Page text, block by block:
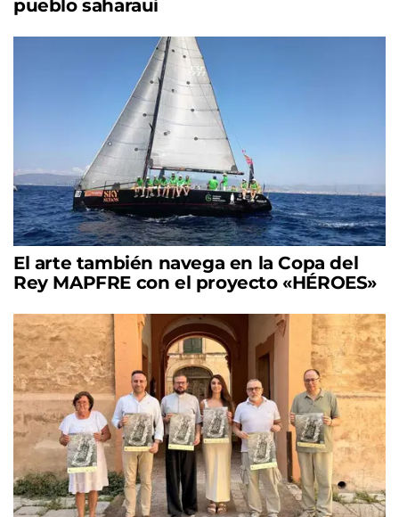
pueblo saharaui
El arte también navega en la Copa del
Rey MAPFRE con el proyecto «HÉROES»